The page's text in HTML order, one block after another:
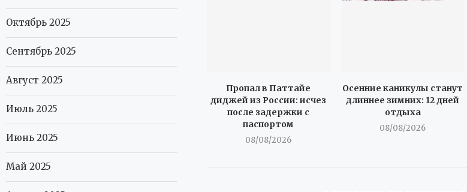
Пропал в Паттайе
диджей из России: исчез
после задержки с
паспортом
08/08/2026
Осенние каникулы станут
длиннее зимних: 12 дней
отдыха
08/08/2026
Октябрь 2025
Сентябрь 2025
Август 2025
Июль 2025
Июнь 2025
Май 2025